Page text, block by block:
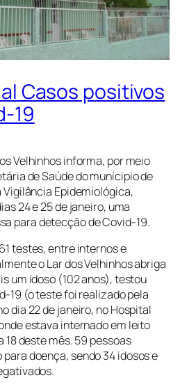
Casos positivos
19
Velhinhos informa, por meio
de Saúde do munícipio de
Vigilância Epidemiológica,
24 e 25 de janeiro, uma
para detecção de Covid-19.
testes, entre internos e
o Lar dos Velhinhos abriga
um idoso (102 anos), testou
19 (o teste foi realizado pela
dia 22 de janeiro, no Hospital
estava internado em leito
18 deste mês. 59 pessoas
doença, sendo 34 idosos e